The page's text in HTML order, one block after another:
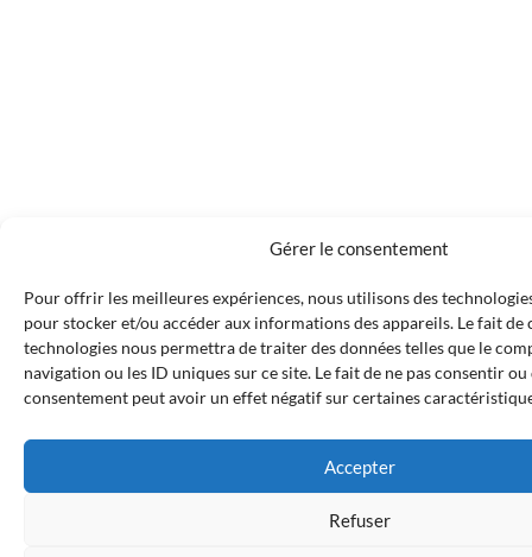
Gérer le consentement
Pour offrir les meilleures expériences, nous utilisons des
pour stocker et/ou accéder aux informations des appareils. Le fait de
technologies nous permettra de traiter des données telles que le
navigation ou les ID uniques sur ce site. Le fait de ne pas consentir
consentement peut avoir un effet négatif sur certaines
Accepter
Refuser